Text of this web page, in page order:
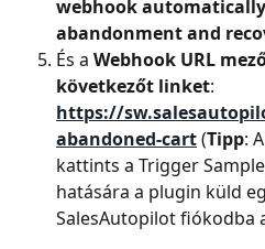
webhook
abandonment and
És a Webhook URL
következőt linket:
https://
abandoned-cart (Tipp:
kattints a Trigger
hatására a plugin küld
SalesAutopilot fiókodba